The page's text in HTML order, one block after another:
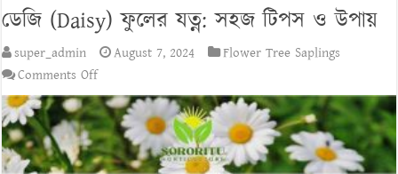
ডেজি (Daisy) ফুলের যত্ন: সহজ টিপস ও উপায়
super_admin August 7, 2024
Flower Tree Saplings
Comments Offon
ডেজি
(Daisy)
ফুলের
যত্ন: